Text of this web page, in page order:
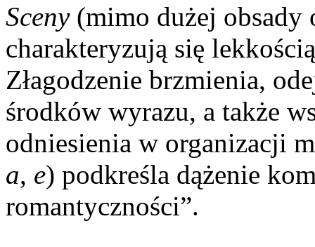
Sceny(mimo dużej obsady
charakteryzują się
Złagodzenie brzmienia,
środków wyrazu, a także
odniesienia w organizacji
a, e) podkreśla dążenie
romantyczności”.